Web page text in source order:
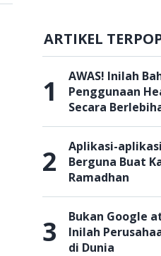
ARTIKEL
1
AWAS! Inilah
Penggunaan
Secara
2
Aplikasi-
Berguna Buat
Ramadhan
3
Bukan Google
Inilah
di Dunia